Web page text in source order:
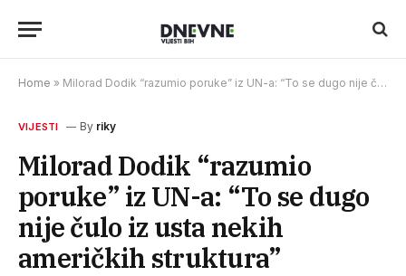
Home » Milorad Dodik “razumio poruke” iz UN-a: “To se dugo nije čulo iz usta nekih američkih struktura”
VIJESTI By riky
Milorad Dodik “razumio
poruke” iz UN-a: “To se dugo
nije čulo iz usta nekih
američkih struktura”